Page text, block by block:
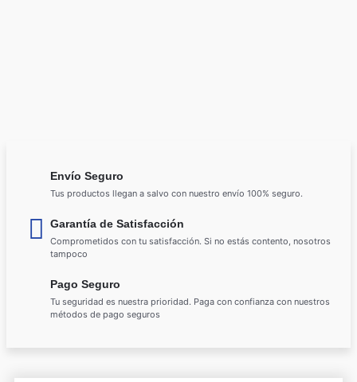
Envío Seguro
Tus productos llegan a salvo con nuestro envío 100% seguro.
Garantía de Satisfacción
Comprometidos con tu satisfacción. Si no estás contento, nosotros
tampoco
Pago Seguro
Tu seguridad es nuestra prioridad. Paga con confianza con nuestros
métodos de pago seguros